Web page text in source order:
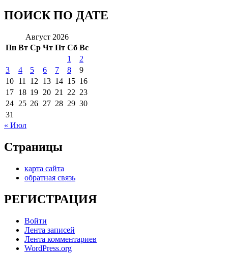
ПОИСК ПО ДАТЕ
Август 2026
Пн Вт Ср Чт Пт Сб Вс
1
2
3
4 5 6 7 8
9
10 11 12 13 14 15 16
17 18 19 20 21 22 23
24 25 26 27 28 29 30
31
« Июл
Страницы
карта сайта
обратная связь
РЕГИСТРАЦИЯ
Войти
Лента записей
Лента комментариев
WordPress.org